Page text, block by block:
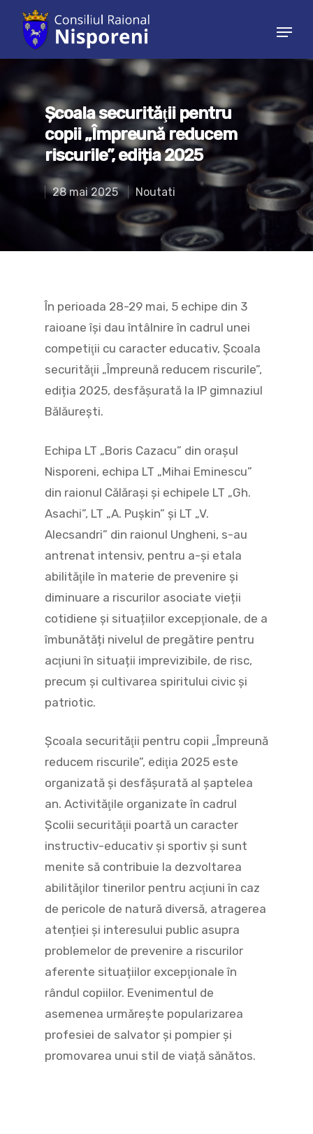
Hit enter to search or ESC to close
Școala securităţii pentru
copii „Împreună reducem
riscurile”, ediția 2025
28 mai 2025 Noutati
În perioada 28-29 mai, 5 echipe din 3
raioane îşi dau întâlnire în cadrul unei
competiţii cu caracter educativ, Şcoala
securităţii „Împreună reducem riscurile”,
ediția 2025, desfăşurată la IP gimnaziul
Bălăureşti.
Echipa LT „Boris Cazacu” din oraşul
Nisporeni, echipa LT „Mihai Eminescu”
din raionul Călăraşi şi echipele LT „Gh.
Asachi”, LT „A. Puşkin” şi LT „V.
Alecsandri” din raionul Ungheni, s-au
antrenat intensiv, pentru a-şi etala
abilităţile în materie de prevenire și
diminuare a riscurilor asociate vieții
cotidiene și situațiilor excepţionale, de a
îmbunătăți nivelul de pregătire pentru
acţiuni în situații imprevizibile, de risc,
precum și cultivarea spiritului civic şi
patriotic.
Școala securităţii pentru copii „Împreună
reducem riscurile”, ediţia 2025 este
organizată și desfășurată al șaptelea
an. Activităţile organizate în cadrul
Şcolii securităţii poartă un caracter
instructiv-educativ şi sportiv şi sunt
menite să contribuie la dezvoltarea
abilităţilor tinerilor pentru acţiuni în caz
de pericole de natură diversă, atragerea
atenției şi interesului public asupra
problemelor de prevenire a riscurilor
aferente situațiilor excepţionale în
rândul copiilor. Evenimentul de
asemenea urmăreşte popularizarea
profesiei de salvator şi pompier şi
promovarea unui stil de viață sănătos.